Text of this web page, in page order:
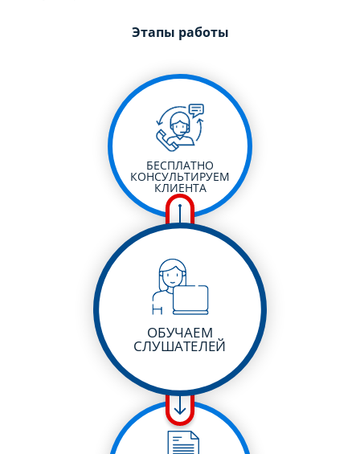
Этапы работы
БЕСПЛАТНО
КОНСУЛЬТИРУЕМ
КЛИЕНТА
ОБУЧАЕМ
СЛУШАТЕЛЕЙ